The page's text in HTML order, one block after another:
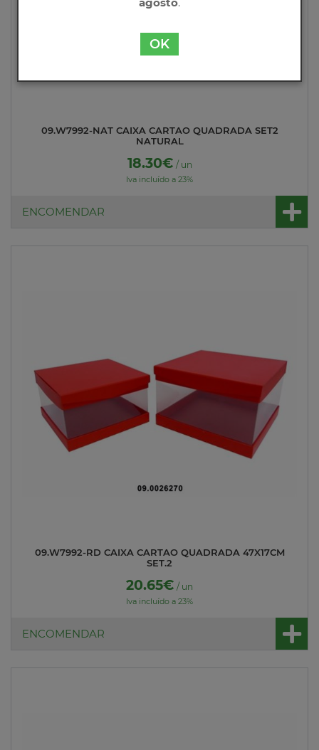
09.W7992-NAT CAIXA CARTAO QUADRADA SET2
NATURAL
18.30€ / un
Iva incluído a 23%
ENCOMENDAR
09.W7992-RD CAIXA CARTAO QUADRADA 47X17CM
SET.2
20.65€ / un
Iva incluído a 23%
ENCOMENDAR
OK